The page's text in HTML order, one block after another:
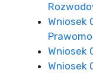
Wniosek
Wniosek
Wniosek